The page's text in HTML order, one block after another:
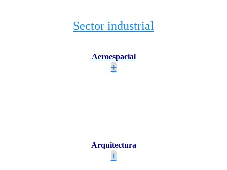
Sector industrial
Aeroespacial
+
Arquitectura
+